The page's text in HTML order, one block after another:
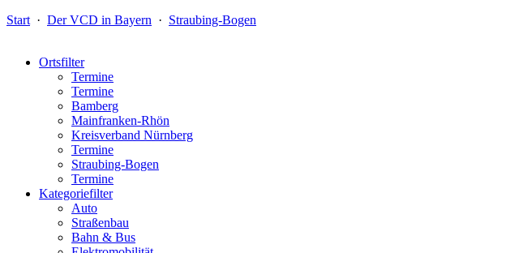
Start · Der VCD in Bayern · Straubing-Bogen
Ortsfilter
Termine
Termine
Bamberg
Mainfranken-Rhön
Kreisverband Nürnberg
Termine
Straubing-Bogen
Termine
Kategoriefilter
Auto
Straßenbau
Bahn & Bus